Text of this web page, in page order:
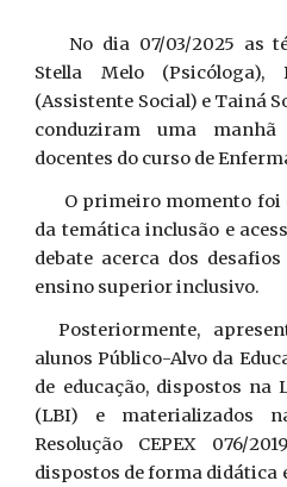
No dia 07/03/2025 as
Stella Melo
(Assistente Social) e Tainá
conduziram uma
docentes do curso de
O primeiro momento foi
da temática inclusão e
debate acerca dos
ensino superior inclusivo.
Posteriormente,
alunos Público-Alvo da
de educação, dispostos na
(LBI) e materializados
Resolução CEPEX 076/
dispostos de forma didática